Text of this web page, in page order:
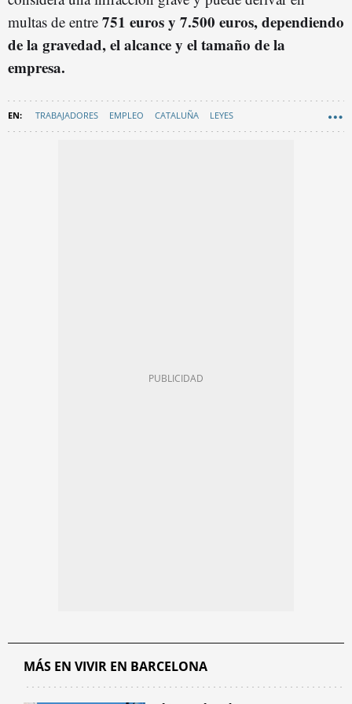
multas de entre 751 euros y 7.500 euros, dependiendo
de la gravedad, el alcance y el tamaño de la
empresa.
TRABAJADORES EMPLEO CATALUÑA LEYES
MÁS EN VIVIR EN BARCELONA